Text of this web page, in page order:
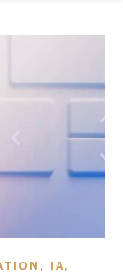
, IA,